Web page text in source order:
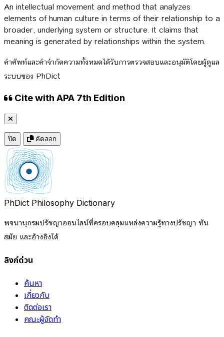
An intellectual movement and method that analyzes
elements of human culture in terms of their relationship to a
broader, underlying system or structure. It claims that
meaning is generated by relationships within the system.
คำศัพท์และคำจำกัดความทั้งหมดได้รับการตรวจสอบและอนุมัติโดยผู้ดูแล
ระบบของ PhDict
Cite with APA 7th Edition
ปิด คัดลอก
PhDict Philosophy Dictionary
พจนานุกรมปรัชญาออนไลน์ที่ครอบคลุมแหล่งความรู้ทางปรัชญา ทัน
สมัย และอ้างอิงได้
ลิงก์ด่วน
ค้นหา
เกี่ยวกับ
ติดต่อเรา
คณะผู้จัดทำ